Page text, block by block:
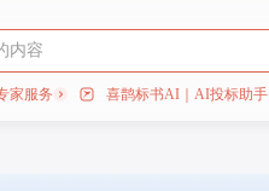
家服务 喜鹊标书AI｜AI投标助手